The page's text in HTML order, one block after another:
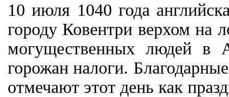
10 июля 1040 года
городу Ковентри верхом на
могущественных людей в
горожан налоги.
отмечают этот день как